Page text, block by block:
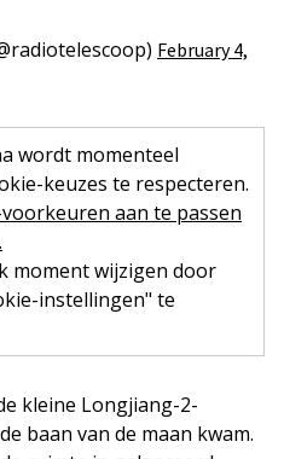
February 4,
wordt momenteel
keuzes te respecteren.
aan te passen
moment wijzigen door
instellingen" te
kleine Longjiang-2-
baan van de maan kwam.